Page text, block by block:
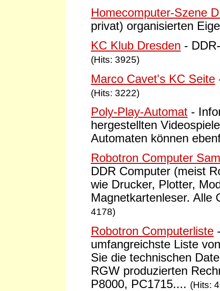
Homecomputer-Szene
privat) organisierten
KC Klub Dresden -
(Hits: 3925)
Marco Cavet's KC Seite
(Hits: 3222)
Poly-Play-Automat -
hergestellten
Automaten können
Robotron Computer
DDR Computer (meist
wie Drucker, Plotter,
Magnetkartenleser. Alle
4178)
Robotron Computerliste
umfangreichste Liste
Sie die technischen
RGW produzierten
P8000, PC1715.... (Hits: